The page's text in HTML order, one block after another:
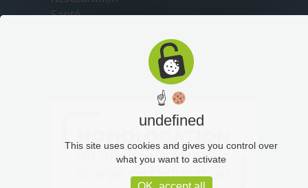
Santé
☝
undefined
This site uses cookies and gives you control over
what you want to activate